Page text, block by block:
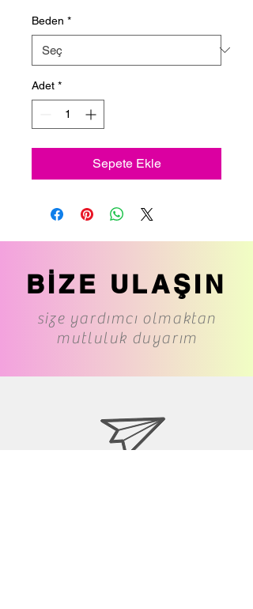
Beden *
Adet *
Sepete Ekle
BİZE ULAŞIN
size yardımcı olmaktan
mutluluk duyarım